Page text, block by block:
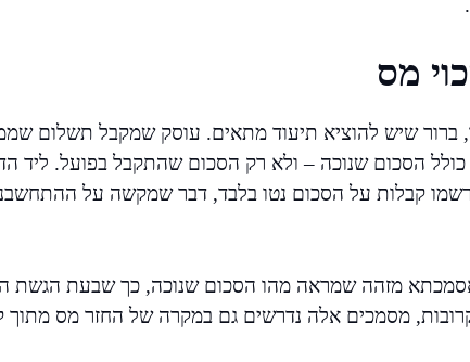
מס
ברור שיש להוציא תיעוד מתאים. עוסק שמקבל תשלום
הסכום שנוכה – ולא רק הסכום שהתקבל בפועל. ליד
קבלות על הסכום נטו בלבד, דבר שמקשה על
מזהה שמראה מהו הסכום שנוכה, כך שבעת הגשת
מסמכים אלה נדרשים גם במקרה של החזר מס מתוך